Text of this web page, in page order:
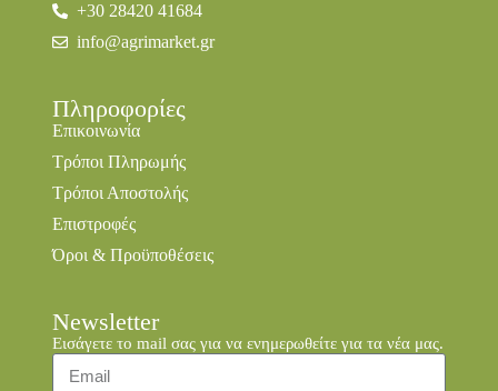
+30 28420 41684
info@agrimarket.gr
Πληροφορίες
Επικοινωνία
Τρόποι Πληρωμής
Τρόποι Αποστολής
Επιστροφές
Όροι & Προϋποθέσεις
Newsletter
Εισάγετε το mail σας για να ενημερωθείτε για τα νέα μας.